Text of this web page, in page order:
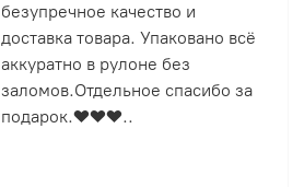
безупречное качество и
доставка товара. Упаковано всё
аккуратно в рулоне без
заломов.Отдельное спасибо за
подарок.❤️❤️❤️..